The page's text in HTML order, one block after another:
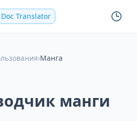
Doc Translator
›Манга
манги